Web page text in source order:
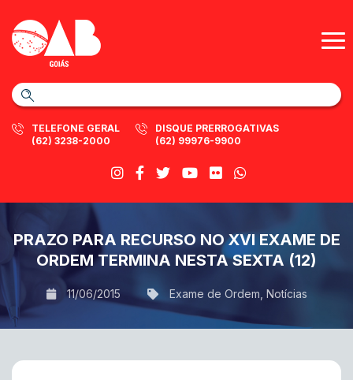
TELEFONE GERAL
(62) 3238-2000
DISQUE PRERROGATIVAS
(62) 99976-9900
PRAZO PARA RECURSO NO XVI EXAME DE
ORDEM TERMINA NESTA SEXTA (12)
11/06/2015 Exame de Ordem Notícias